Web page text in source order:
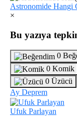
Astronomide Hangi
×
Bu yazıya
0
0 Komik
0 Üzücü
Ay Deprem
Ufuk Parlayan